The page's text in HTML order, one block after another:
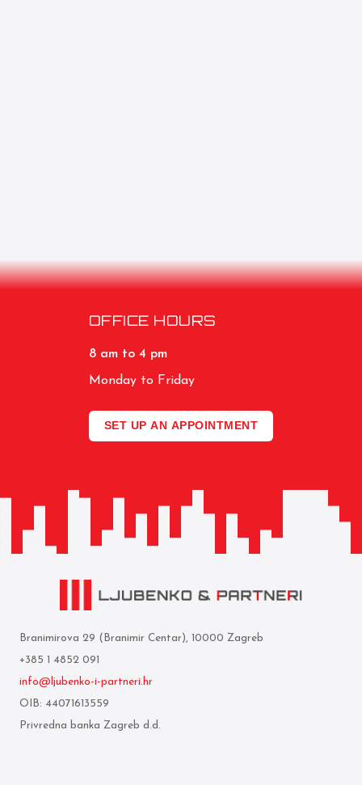
OFFICE HOURS
8 am to 4 pm
Monday to Friday
SET UP AN APPOINTMENT
Branimirova 29 (Branimir Centar), 10000 Zagreb
+385 1 4852 091
info@ljubenko-i-partneri.hr
OIB: 44071613559
Privredna banka Zagreb d.d.